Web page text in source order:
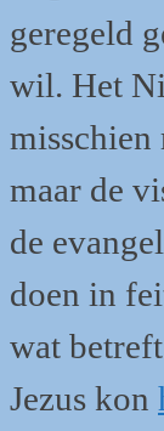
geregeld
wil. Het
maar de
de
doen in
wat
Jezus kon